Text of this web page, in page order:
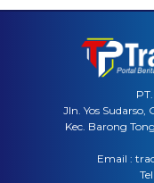
Jln. Yos Sudarso,
Kec. Barong
Email :